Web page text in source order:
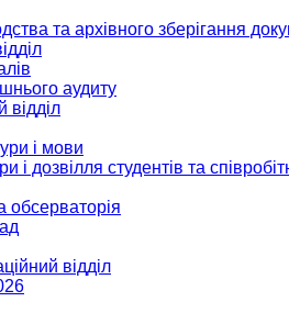
та архівного зберігання
аудиту
відділ
і мови
і дозвілля студентів та
обсерваторія
відділ